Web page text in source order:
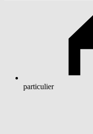
particulier